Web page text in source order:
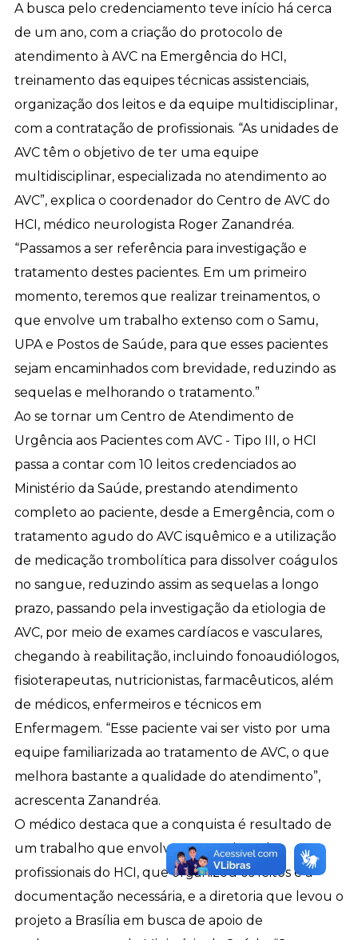
A busca pelo credenciamento teve início há cerca
de um ano, com a criação do protocolo de
atendimento à AVC na Emergência do HCI,
treinamento das equipes técnicas assistenciais,
organização dos leitos e da equipe multidisciplinar,
com a contratação de profissionais. “As unidades de
AVC têm o objetivo de ter uma equipe
multidisciplinar, especializada no atendimento ao
AVC”, explica o coordenador do Centro de AVC do
HCI, médico neurologista Roger Zanandréa.
“Passamos a ser referência para investigação e
tratamento destes pacientes. Em um primeiro
momento, teremos que realizar treinamentos, o
que envolve um trabalho extenso com o Samu,
UPA e Postos de Saúde, para que esses pacientes
sejam encaminhados com brevidade, reduzindo as
sequelas e melhorando o tratamento.”
Ao se tornar um Centro de Atendimento de
Urgência aos Pacientes com AVC - Tipo III, o HCI
passa a contar com 10 leitos credenciados ao
Ministério da Saúde, prestando atendimento
completo ao paciente, desde a Emergência, com o
tratamento agudo do AVC isquêmico e a utilização
de medicação trombolítica para dissolver coágulos
no sangue, reduzindo assim as sequelas a longo
prazo, passando pela investigação da etiologia de
AVC, por meio de exames cardíacos e vasculares,
chegando à reabilitação, incluindo fonoaudiólogos,
fisioterapeutas, nutricionistas, farmacêuticos, além
de médicos, enfermeiros e técnicos em
Enfermagem. “Esse paciente vai ser visto por uma
equipe familiarizada ao tratamento de AVC, o que
melhora bastante a qualidade do atendimento”,
acrescenta Zanandréa.
O médico destaca que a conquista é resultado de
um trabalho que envolveu as equipes de
profissionais do HCI, que organizou os leitos e a
documentação necessária, e a diretoria que levou o
projeto a Brasília em busca de apoio de